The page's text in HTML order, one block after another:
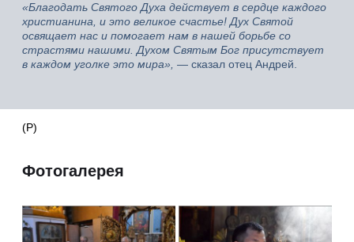
«Благодать Святого Духа действует в сердце каждого
христианина, и это великое счастье! Дух Святой
освящает нас и помогает нам в нашей борьбе со
страстями нашими. Духом Святым Бог присутствует
в каждом уголке это мира», — сказал отец Андрей.
(Р)
Фотогалерея